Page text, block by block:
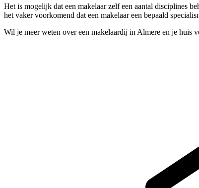
Het is mogelijk dat een makelaar zelf een aantal disciplines
het vaker voorkomend dat een makelaar een bepaald
Wil je meer weten over een makelaardij in Almere en je huis